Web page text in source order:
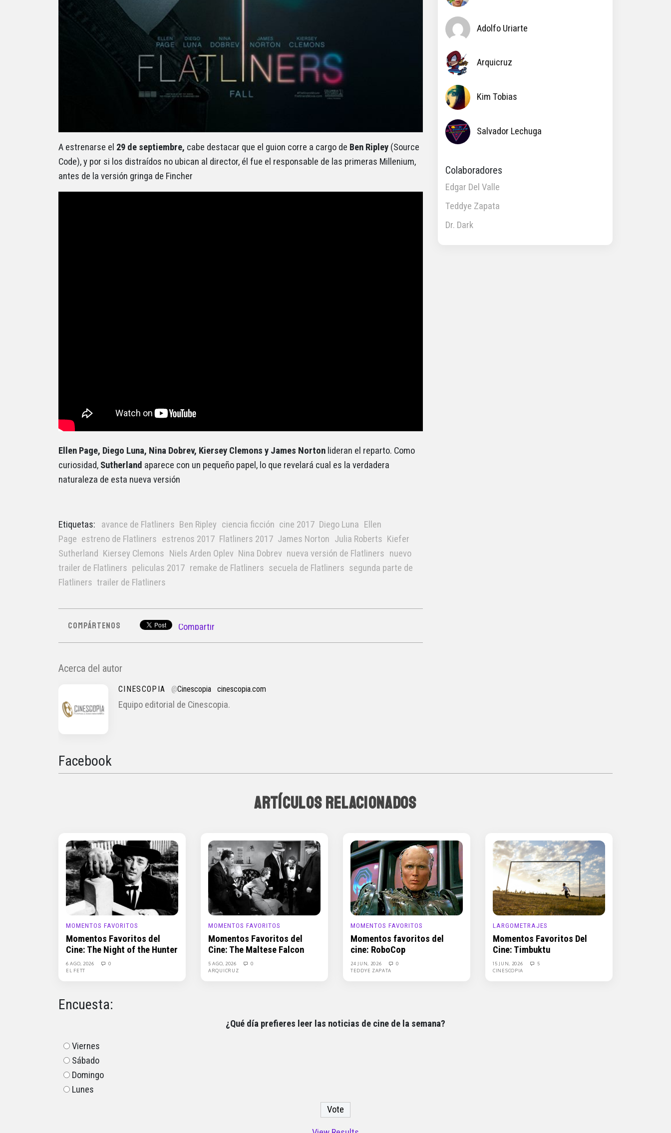
A estrenarse el 29 de septiembre, cabe destacar que el guion corre a cargo de Ben Ripley (Source
Code), y por si los distraídos no ubican al director, él fue el responsable de las primeras Millenium,
antes de la versión gringa de Fincher
Ellen Page, Diego Luna, Nina Dobrev, Kiersey Clemons y James Norton lideran el reparto. Como
curiosidad, Sutherland aparece con un pequeño papel, lo que revelará cual es la verdadera
naturaleza de esta nueva versión
Etiquetas: avance de Flatliners Ben Ripley ciencia ficción cine 2017 Diego Luna Ellen
Page estreno de Flatliners estrenos 2017 Flatliners 2017 James Norton Julia Roberts Kiefer
Sutherland Kiersey Clemons Niels Arden Oplev Nina Dobrev nueva versión de Flatliners nuevo
trailer de Flatliners peliculas 2017 remake de Flatliners secuela de Flatliners segunda parte de
Flatliners trailer de Flatliners
COMPÁRTENOS Compartir
Acerca del autor
CINESCOPIA @Cinescopia cinescopia.com
Equipo editorial de Cinescopia.
Adolfo Uriarte
Arquicruz
Kim Tobias
Salvador Lechuga
Colaboradores
Edgar Del Valle
Teddye Zapata
Dr. Dark
Facebook
ARTÍCULOS RELACIONADOS
MOMENTOS FAVORITOS
Momentos Favoritos del
Cine: The Night of the Hunter
6 AGO, 2026
0
EL FETT
MOMENTOS FAVORITOS
Momentos Favoritos del
Cine: The Maltese Falcon
5 AGO, 2026
0
ARQUICRUZ
MOMENTOS FAVORITOS
Momentos favoritos del
cine: RoboCop
24 JUN, 2026
0
TEDDYE ZAPATA
LARGOMETRAJES
Momentos Favoritos Del
Cine: Timbuktu
15 JUN, 2026
5
CINESCOPIA
Encuesta:
¿Qué día prefieres leer las noticias de cine de la semana?
Viernes
Sábado
Domingo
Lunes